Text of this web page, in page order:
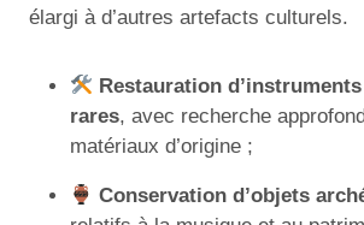
élargi à d’autres artefacts culturels.
Restauration
rares, avec recherche
matériaux d’origine ;
Conservation d’objets